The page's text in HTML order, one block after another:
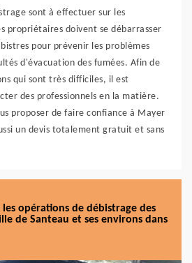
sont à effectuer sur les
propriétaires doivent se débarrasser
pour prévenir les problèmes
d'évacuation des fumées. Afin de
qui sont très difficiles, il est
des professionnels en la matière.
proposer de faire confiance à Mayer
un devis totalement gratuit et sans
opérations de débistrage des
de Santeau et ses environs dans